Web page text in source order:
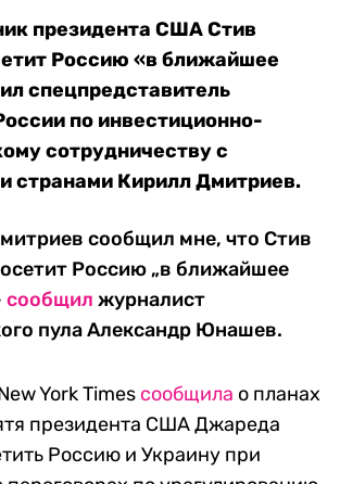
президента США Стив
Россию «в ближайшее
спецпредставитель
по инвестиционно-
сотрудничеству с
странами Кирилл Дмитриев.
сообщил мне, что Стив
Россию „в ближайшее
сообщил журналист
пула Александр Юнашев.
York Times сообщила о планах
президента США Джареда
Россию и Украину при